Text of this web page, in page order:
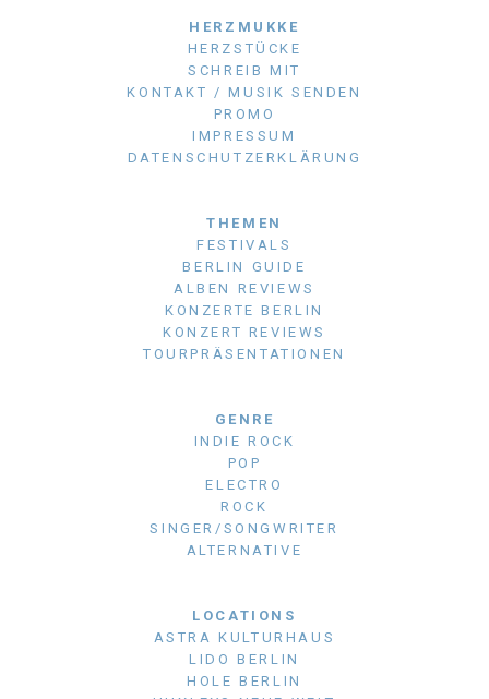
HERZMUKKE
HERZSTÜCKE
SCHREIB MIT
KONTAKT / MUSIK SENDEN
PROMO
IMPRESSUM
DATENSCHUTZERKLÄRUNG
THEMEN
FESTIVALS
BERLIN GUIDE
ALBEN REVIEWS
KONZERTE BERLIN
KONZERT REVIEWS
TOURPRÄSENTATIONEN
GENRE
INDIE ROCK
POP
ELECTRO
ROCK
SINGER/SONGWRITER
ALTERNATIVE
LOCATIONS
ASTRA KULTURHAUS
LIDO BERLIN
HOLE BERLIN